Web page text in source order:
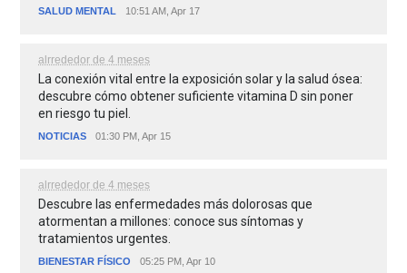
SALUD MENTAL 10:51 AM, Apr 17
alrrededor de 4 meses
La conexión vital entre la exposición solar y la salud ósea:
descubre cómo obtener suficiente vitamina D sin poner
en riesgo tu piel.
NOTICIAS 01:30 PM, Apr 15
alrrededor de 4 meses
Descubre las enfermedades más dolorosas que
atormentan a millones: conoce sus síntomas y
tratamientos urgentes.
BIENESTAR FÍSICO 05:25 PM, Apr 10